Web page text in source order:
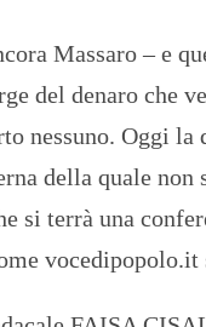
Massaro – e
del denaro che
nessuno. Oggi la
della quale non
si terrà una
vocedipopolo.it